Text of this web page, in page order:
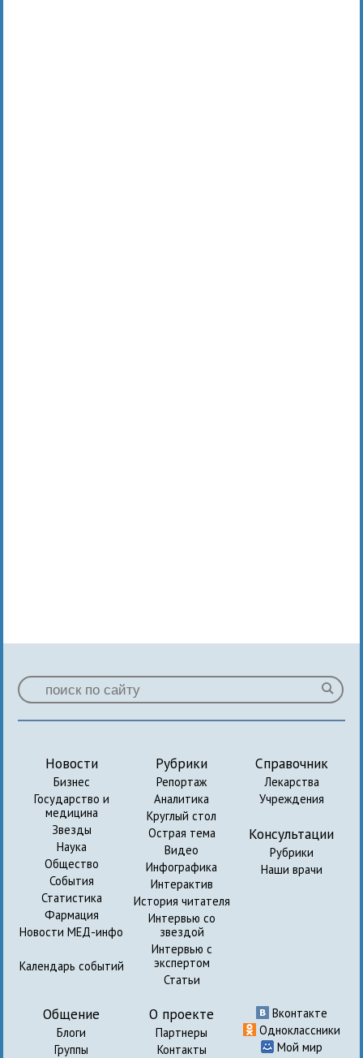
Новости
Бизнес
Государство и
медицина
Звезды
Наука
Общество
События
Статистика
Фармация
Новости МЕД-инфо
Календарь событий
Рубрики
Репортаж
Аналитика
Круглый стол
Острая тема
Видео
Инфографика
Интерактив
История читателя
Интервью со
звездой
Интервью с
экспертом
Статьи
Справочник
Лекарства
Учреждения
Консультации
Рубрики
Наши врачи
Общение
Блоги
Группы
О проекте
Партнеры
Контакты
Вконтакте
Одноклассники
Мой мир